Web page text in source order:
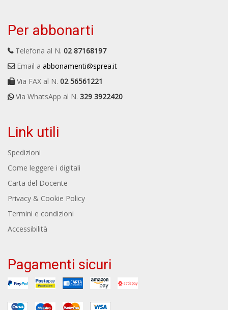
Per abbonarti
Telefona al N. 02 87168197
Email a abbonamenti@sprea.it
Via FAX al N. 02 56561221
Via WhatsApp al N. 329 3922420
Link utili
Spedizioni
Come leggere i digitali
Carta del Docente
Privacy & Cookie Policy
Termini e condizioni
Accessibilità
Pagamenti sicuri